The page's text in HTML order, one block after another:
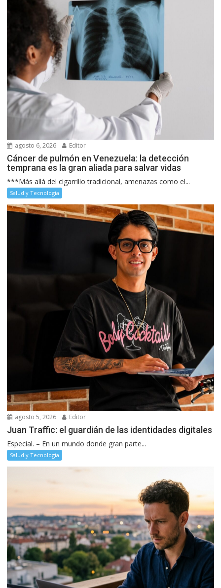
agosto 6, 2026 Editor
Cáncer de pulmón en Venezuela: la detección
temprana es la gran aliada para salvar vidas
***Más allá del cigarrillo tradicional, amenazas como el...
Salud y Tecnología
agosto 5, 2026 Editor
Juan Traffic: el guardián de las identidades digitales
Especial. – En un mundo donde gran parte...
Salud y Tecnología